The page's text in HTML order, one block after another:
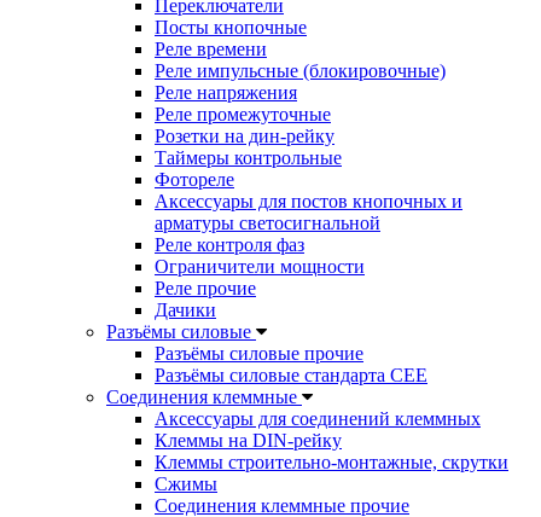
Переключатели
Посты кнопочные
Реле времени
Реле импульсные (блокировочные)
Реле напряжения
Реле промежуточные
Розетки на дин-рейку
Таймеры контрольные
Фотореле
Аксессуары для постов кнопочных и
арматуры светосигнальной
Реле контроля фаз
Ограничители мощности
Реле прочие
Дачики
Разъёмы силовые
Разъёмы силовые прочие
Разъёмы силовые стандарта CEE
Соединения клеммные
Аксессуары для соединений клеммных
Клеммы на DIN-рейку
Клеммы строительно-монтажные, скрутки
Сжимы
Соединения клеммные прочие